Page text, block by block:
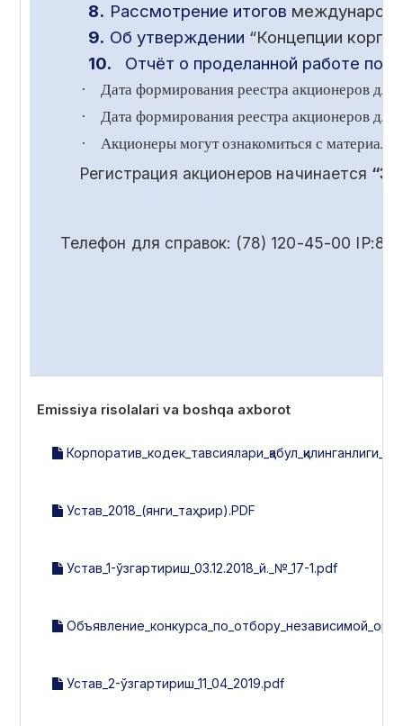
8. Рассмотрение итогов
9. Об утверждении “Концепции
10.
Отчёт о проделанной работе по
·
Дата формирования реестра акционеров
·
Дата формирования реестра акционеров для
·
Акционеры могут ознакомиться с
Регистрация акционеров начинается
Телефон для справок: (78) 120-45-00 IP:85-
Emissiya risolalari va boshqa axborot
Устав_2018_(янги_таҳрир).PDF
Устав_1-ўзгартириш_03.12.2018_й._№_17-1.pdf
Устав_2-ўзгартириш_11_04_2019.pdf